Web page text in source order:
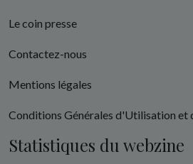
Le coin presse
Contactez-nous
Mentions légales
Conditions Générales d'Utilisation et
Statistiques du webzine